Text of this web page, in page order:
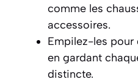
comme les
accessoires.
Empilez-les pour
en gardant
distincte.